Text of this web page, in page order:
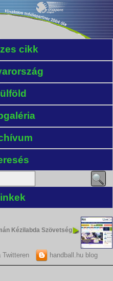
cikk
Kézilabda Szövetség
Twitteren handball.hu blog